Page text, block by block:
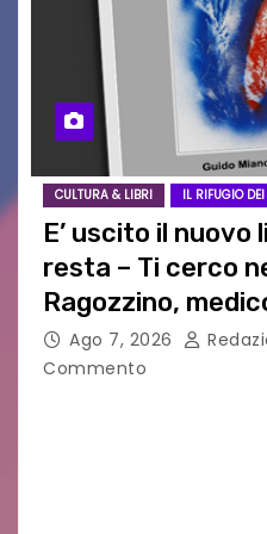
CULTURA & LIBRI IL RIFUGIO DEI
E’ uscito il nuovo
resta – Ti cerco
Ragozzino,
Capua
Ago 7, 2026
Commento